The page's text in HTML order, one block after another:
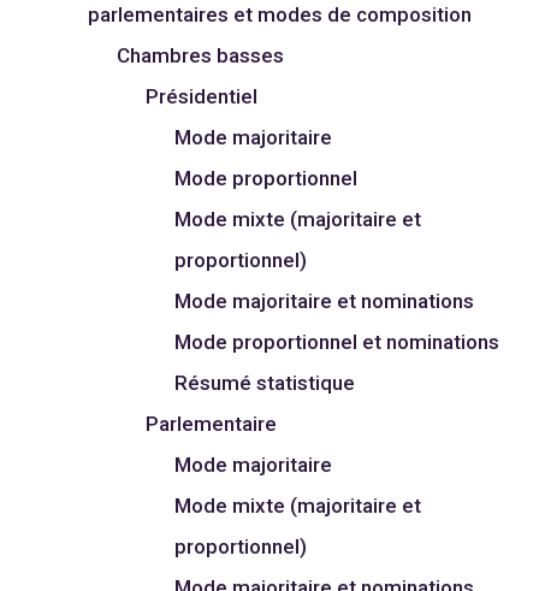
parlementaires et modes de composition
Chambres basses
Présidentiel
Mode majoritaire
Mode proportionnel
Mode mixte (majoritaire et
proportionnel)
Mode majoritaire et nominations
Mode proportionnel et nominations
Résumé statistique
Parlementaire
Mode majoritaire
Mode mixte (majoritaire et
proportionnel)